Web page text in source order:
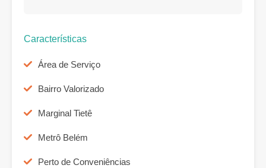
Características
Área de Serviço
Bairro Valorizado
Marginal Tietê
Metrô Belém
Perto de Conveniências